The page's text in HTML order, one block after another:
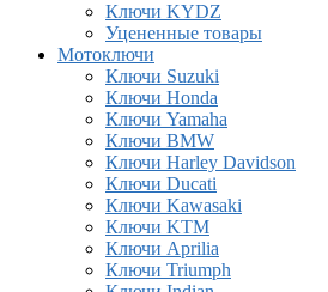
Ключи KYDZ
Уцененные товары
Мотоключи
Ключи Suzuki
Ключи Honda
Ключи Yamaha
Ключи BMW
Ключи Harley Davidson
Ключи Ducati
Ключи Kawasaki
Ключи KTM
Ключи Aprilia
Ключи Triumph